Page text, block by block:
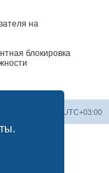
на
блокировка
UTC+03:00